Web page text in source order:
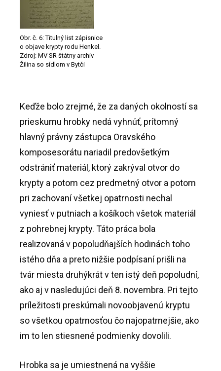
Obr. č. 6: Titulný list zápisnice
o objave krypty rodu Henkel.
Zdroj: MV SR štátny archív
Žilina so sídlom v Bytči
Keďže bolo zrejmé, že za daných okolností sa
prieskumu hrobky nedá vyhnúť, prítomný
hlavný právny zástupca Oravského
komposesorátu nariadil predovšetkým
odstrániť materiál, ktorý zakrýval otvor do
krypty a potom cez predmetný otvor a potom
pri zachovaní všetkej opatrnosti nechal
vyniesť v putniach a košíkoch všetok materiál
z pohrebnej krypty. Táto práca bola
realizovaná v popoludňajších hodinách toho
istého dňa a preto nižšie podpísaní prišli na
tvár miesta druhýkrát v ten istý deň popoludní,
ako aj v nasledujúci deň 8. novembra. Pri tejto
príležitosti preskúmali novoobjavenú kryptu
so všetkou opatrnosťou čo najopatrnejšie, ako
im to len stiesnené podmienky dovolili.
Hrobka sa je umiestnená na vyššie